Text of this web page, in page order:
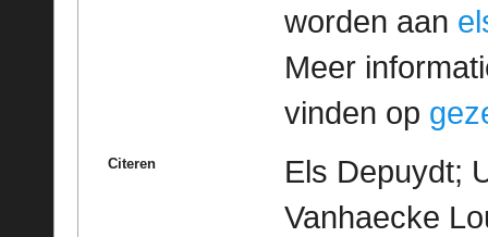
worden aan
Meer
vinden op
Citeren
Els Depuydt;
Vanhaecke